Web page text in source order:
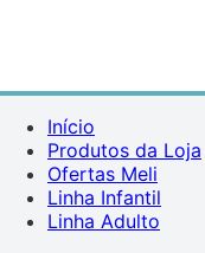
Início
Produtos da Loja
Ofertas Meli
Linha Infantil
Linha Adulto